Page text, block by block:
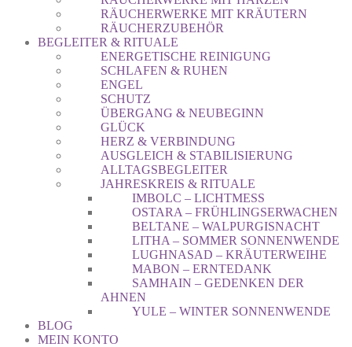
RÄUCHERWERKE MIT KRÄUTERN
RÄUCHERZUBEHÖR
BEGLEITER & RITUALE
ENERGETISCHE REINIGUNG
SCHLAFEN & RUHEN
ENGEL
SCHUTZ
ÜBERGANG & NEUBEGINN
GLÜCK
HERZ & VERBINDUNG
AUSGLEICH & STABILISIERUNG
ALLTAGSBEGLEITER
JAHRESKREIS & RITUALE
IMBOLC – LICHTMESS
OSTARA – FRÜHLINGSERWACHEN
BELTANE – WALPURGISNACHT
LITHA – SOMMER SONNENWENDE
LUGHNASAD – KRÄUTERWEIHE
MABON – ERNTEDANK
SAMHAIN – GEDENKEN DER
AHNEN
YULE – WINTER SONNENWENDE
BLOG
MEIN KONTO